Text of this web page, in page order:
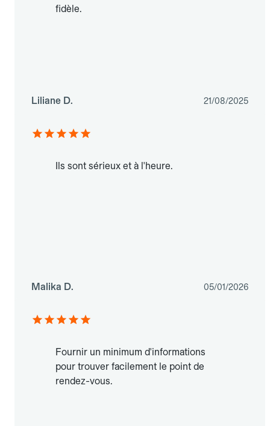
fidèle.
Liliane D. 21/08/2025
Ils sont sérieux et à l'heure.
Malika D. 05/01/2026
Fournir un minimum d'informations
pour trouver facilement le point de
rendez-vous.